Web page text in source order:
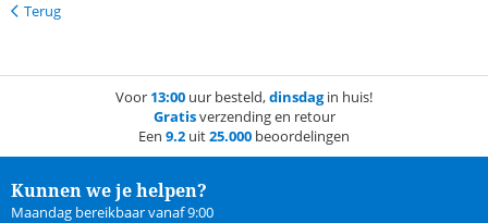
Terug
Terug
Voor 13:00 uur besteld,dinsdagin huis!
Gratisverzending en retour
Een 9.2 uit25.000 beoordelingen
Kunnen we je helpen?
Maandag bereikbaar vanaf 9:00